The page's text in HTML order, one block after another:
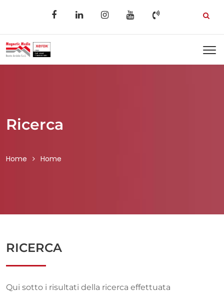
Ricerca
Home Home
RICERCA
Qui sotto i risultati della ricerca effettuata